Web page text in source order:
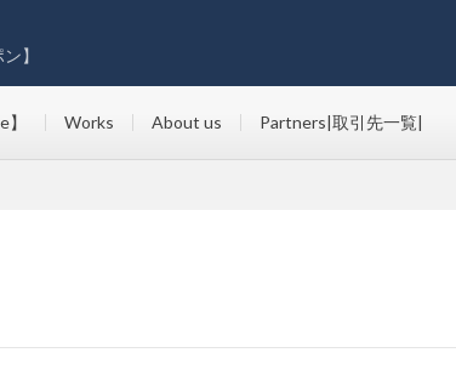
】
Works About us Partners|取引先一覧|